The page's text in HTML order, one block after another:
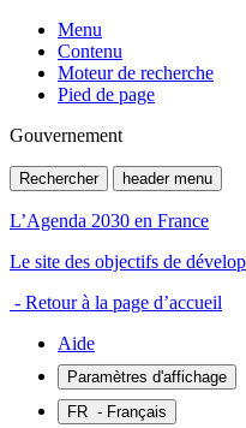
Menu
Contenu
Moteur de recherche
Pied de page
Gouvernement
Rechercher header menu
L’Agenda 2030 en France
Le site des objectifs de
- Retour à la page d’accueil
Aide
Paramètres d'affichage
FR - Français